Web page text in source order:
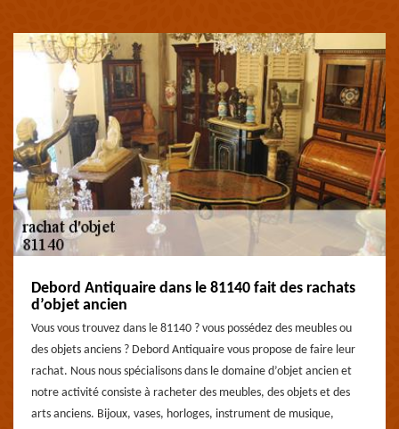
Debord Antiquaire dans le 81140 fait des rachats
d’objet ancien
Vous vous trouvez dans le 81140 ? vous possédez des meubles ou
des objets anciens ? Debord Antiquaire vous propose de faire leur
rachat. Nous nous spécialisons dans le domaine d’objet ancien et
notre activité consiste à racheter des meubles, des objets et des
arts anciens. Bijoux, vases, horloges, instrument de musique,